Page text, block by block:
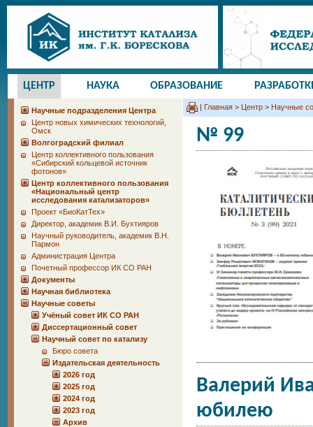
ЦЕНТР НАУКА ОБРАЗОВАНИЕ
Научные подразделения Центра
Центр новых химических технологий,
Омск
Волгоградский филиал
Центр коллективного пользования
«Сибирский кольцевой источник
фотонов»
Центр коллективного пользования
«Национальный центр
исследования катализаторов»
Проект «БиоКатТех»
Директор, академик В.И. Бухтияров
Научный руководитель, академик В.Н.
Пармон
Администрация Центра
Почетный профессор ИК СО РАН
Документы
Научная библиотека
Научные советы
Учёный совет ИК СО РАН
Диссертационный совет
Научный совет по катализу
Бюро совета
Издательская деятельность
2026 год
2025 год
2024 год
2023 год
Архив
| Главная > Центр > Научные
№ 99
Валерий
юбилею